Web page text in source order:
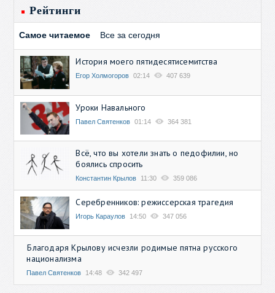
Рейтинги
Самое читаемое Все за сегодня
История моего пятидесятисемитства
Егор Холмогоров 02:14 407 639
Уроки Навального
Павел Святенков 01:14 364 381
Всё, что вы хотели знать о педофилии, но
боялись спросить
Константин Крылов 11:30 359 086
Серебренников: режиссерская трагедия
Игорь Караулов 14:50 347 056
Благодаря Крылову исчезли родимые пятна русского
национализма
Павел Святенков 14:48 342 497